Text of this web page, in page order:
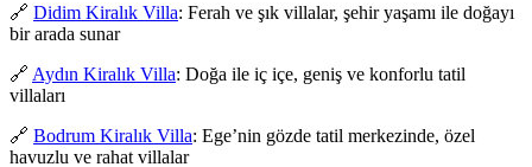
🔗 Didim Kiralık Villa: Ferah ve şık villalar, şehir yaşamı ile doğayı
bir arada sunar
🔗 Aydın Kiralık Villa: Doğa ile iç içe, geniş ve konforlu tatil
villaları
🔗 Bodrum Kiralık Villa: Ege’nin gözde tatil merkezinde, özel
havuzlu ve rahat villalar